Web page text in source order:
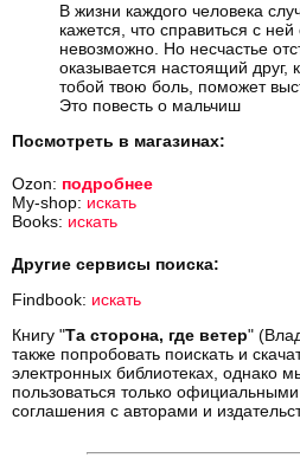
В жизни каждого человека
кажется, что справиться с
невозможно. Но несчастье
оказывается настоящий друг,
тобой твою боль, поможет
Это повесть о мальчиш
Посмотреть в магазинах:
Ozon: подробнее
My-shop: искать
Books: искать
Другие сервисы поиска:
Findbook: искать
Книгу "Та сторона, где ветер"
также попробовать поискать и
электронных библиотеках, однако
пользоваться только
соглашения с авторами и